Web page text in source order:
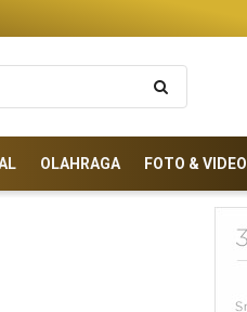
OLAHRAGA FOTO & VIDEO